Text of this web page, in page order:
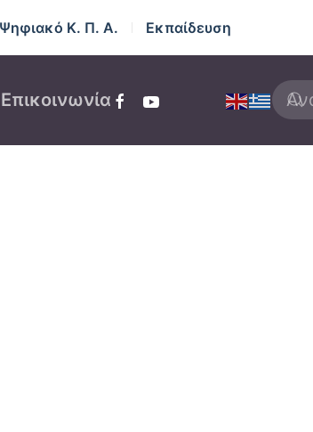
Ψηφιακό Κ. Π. Α. Εκπαίδευση
Επικοινωνία